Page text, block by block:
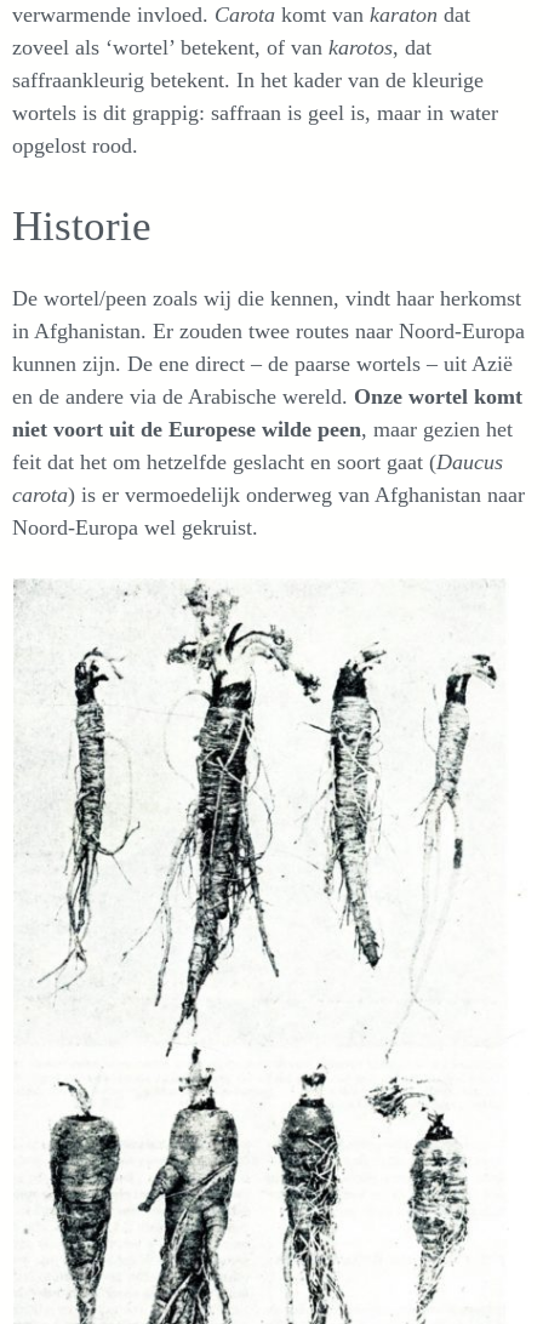
verwarmende invloed. Carota komt van karaton dat
zoveel als ‘wortel’ betekent, of van karotos, dat
saffraankleurig betekent. In het kader van de kleurige
wortels is dit grappig: saffraan is geel is, maar in water
opgelost rood.
Historie
De wortel/peen zoals wij die kennen, vindt haar herkomst
in Afghanistan. Er zouden twee routes naar Noord-Europa
kunnen zijn. De ene direct – de paarse wortels – uit Azië
en de andere via de Arabische wereld. Onze wortel komt
niet voort uit de Europese wilde peen, maar gezien het
feit dat het om hetzelfde geslacht en soort gaat (Daucus
carota) is er vermoedelijk onderweg van Afghanistan naar
Noord-Europa wel gekruist.